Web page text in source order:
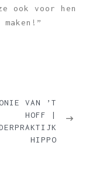
ook voor hen
VAN ’T
HOFF |
HIPPO